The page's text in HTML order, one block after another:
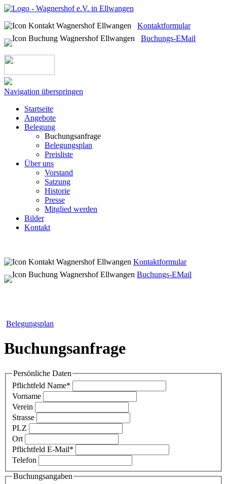
Kontaktformular
Buchungs-EMail
Navigation überspringen
Startseite
Angebote
Belegung
Buchungsanfrage
Belegungsplan
Preisliste
Über uns
Vorstand
Satzung
Historie
Presse
Mitglied werden
Bilder
Kontakt
Kontaktformular
Buchungs-EMail
Belegungsplan
Buchungsanfrage
Persönliche Daten
Pflichtfeld Name*
Vorname
Verein
Strasse
PLZ
Ort
Pflichtfeld E-Mail*
Telefon
Buchungsangaben